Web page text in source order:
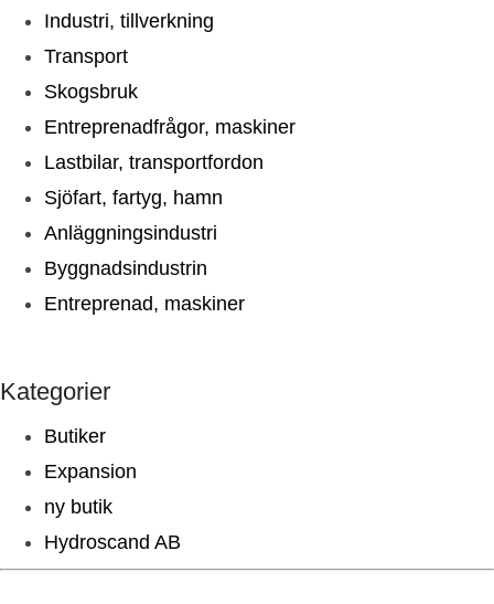
Industri, tillverkning
Transport
Skogsbruk
Entreprenadfrågor, maskiner
Lastbilar, transportfordon
Sjöfart, fartyg, hamn
Anläggningsindustri
Byggnadsindustrin
Entreprenad, maskiner
Kategorier
Butiker
Expansion
ny butik
Hydroscand AB